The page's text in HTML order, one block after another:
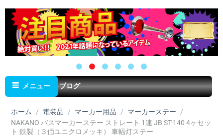
メニュー ブログ
ホーム / 電装品 / マーカー用品 / マーカーステー /
NAKANO バスマーカーステー ストレート 1連 JB ST-140 4ヶセッ
ト 鉄製（３価ユニクロメッキ） 車幅灯ステー